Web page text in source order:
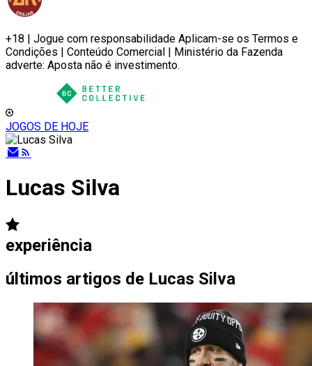
+18 | Jogue com responsabilidade Aplicam-se os Termos e
Condições | Conteúdo Comercial | Ministério da Fazenda
adverte: Aposta não é investimento.
JOGOS DE HOJE
Lucas Silva
experiência
últimos artigos de Lucas Silva